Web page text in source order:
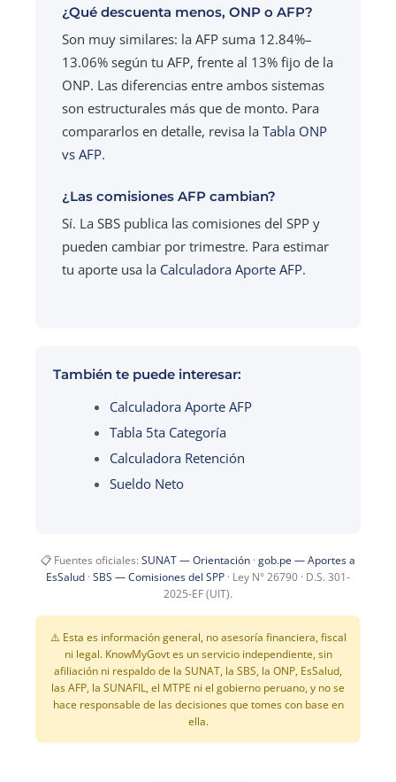
¿Qué descuenta menos, ONP o AFP?
Son muy similares: la AFP suma 12.84%–
13.06% según tu AFP, frente al 13% fijo de la
ONP. Las diferencias entre ambos sistemas
son estructurales más que de monto. Para
compararlos en detalle, revisa la Tabla ONP
vs AFP.
¿Las comisiones AFP cambian?
Sí. La SBS publica las comisiones del SPP y
pueden cambiar por trimestre. Para estimar
tu aporte usa la Calculadora Aporte AFP.
También te puede interesar:
Calculadora Aporte AFP
Tabla 5ta Categoría
Calculadora Retención
Sueldo Neto
📋 Fuentes oficiales: SUNAT — Orientación · gob.pe — Aportes a
EsSalud · SBS — Comisiones del SPP · Ley N° 26790 · D.S. 301-
2025-EF (UIT).
⚠️ Esta es información general, no asesoría financiera, fiscal
ni legal. KnowMyGovt es un servicio independiente, sin
afiliación ni respaldo de la SUNAT, la SBS, la ONP, EsSalud,
las AFP, la SUNAFIL, el MTPE ni el gobierno peruano, y no se
hace responsable de las decisiones que tomes con base en
ella.